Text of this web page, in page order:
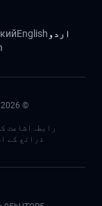
اردو English
©
2026
رابطہ اشاعت
ذرائع کے